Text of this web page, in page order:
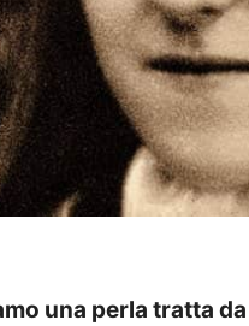
una perla tratta